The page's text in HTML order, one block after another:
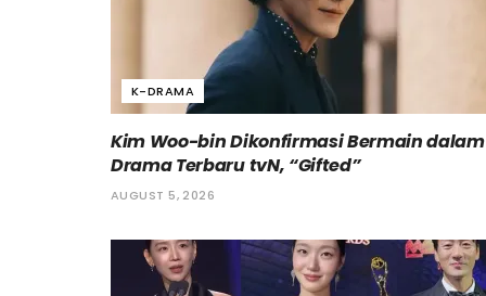
K-DRAMA
Kim Woo-bin Dikonfirmasi Bermain dalam
Drama Terbaru tvN, “Gifted”
AUGUST 5, 2026